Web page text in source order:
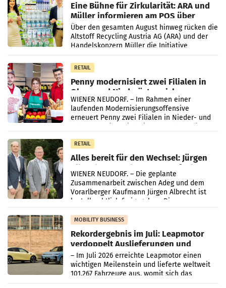
Eine Bühne für Zirkularität: ARA und
Müller informieren am POS über
Kreislauffähigkeit
Über den gesamten August hinweg rücken die
Altstoff Recycling Austria AG (ARA) und der
Handelskonzern Müller die Initiative
„Kreislauf-Helden“ in allen österreichischen
Müller-Filialen
RETAIL
Penny modernisiert zwei Filialen in
Ober- und Niederösterreich
WIENER NEUDORF. – Im Rahmen einer
laufenden Modernisierungsoffensive
erneuert Penny zwei Filialen in Nieder- und
RETAIL
Alles bereit für den Wechsel: Jürgen
Albrecht setzt ab 1.1.2027 auf Adeg
WIENER NEUDORF. – Die geplante
Zusammenarbeit zwischen Adeg und dem
Vorarlberger Kaufmann Jürgen Albrecht ist
kartellrechtlich freigegeben: Die
Bundeswettbewerbsbehörde und der
Bundeskartellanwalt
MOBILITY BUSINESS
Rekordergebnis im Juli: Leapmotor
verdoppelt Auslieferungen und
überschreitet die 100.000er-Marke
– Im Juli 2026 erreichte Leapmotor einen
wichtigen Meilenstein und lieferte weltweit
101.267 Fahrzeuge aus, womit sich das
Ergebnis gegenüber Juli 2025 mehr als